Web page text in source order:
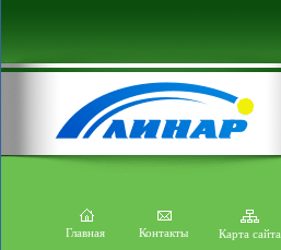
Главная Контакты Карта сайта